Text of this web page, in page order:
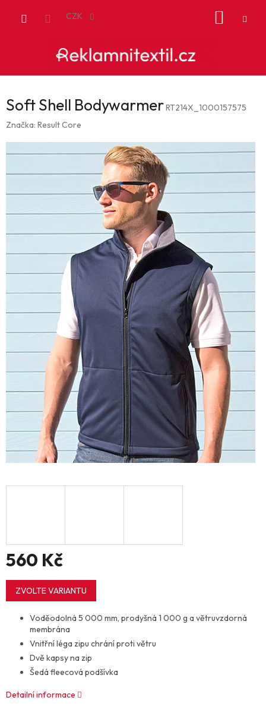
CZK
Soft Shell BodywarmerRT214X_1000157575
Značka: Result Core
560 Kč
Měrná
cena:
ZVOLTE VARIANTU
Voděodolná 5 000 mm, prodyšná 1 000 g a větruvzdorná
membrána
Vnitřní léga zipu chrání proti větru
Dvě kapsy na zip
Šedá fleecová podšívka
Detailní informace